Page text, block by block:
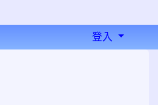
登入